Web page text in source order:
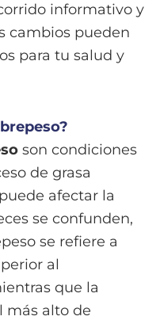
informativo y
cambios pueden
para tu salud y
son condiciones
de grasa
afectar la
se confunden,
se refiere a
al
que la
más alto de